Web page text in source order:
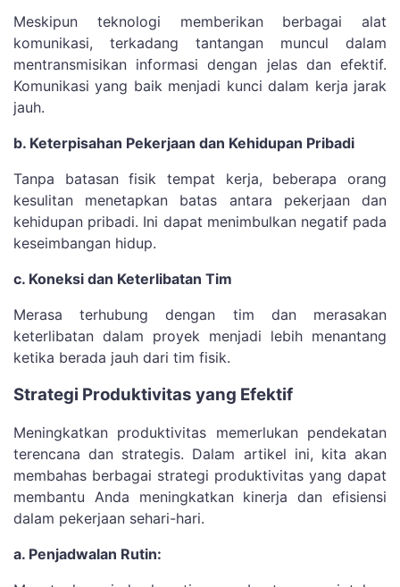
Meskipun teknologi memberikan berbagai alat
komunikasi, terkadang tantangan muncul dalam
mentransmisikan informasi dengan jelas dan efektif.
Komunikasi yang baik menjadi kunci dalam kerja jarak
jauh.
b. Keterpisahan Pekerjaan dan Kehidupan Pribadi
Tanpa batasan fisik tempat kerja, beberapa orang
kesulitan menetapkan batas antara pekerjaan dan
kehidupan pribadi. Ini dapat menimbulkan negatif pada
keseimbangan hidup.
c. Koneksi dan Keterlibatan Tim
Merasa terhubung dengan tim dan merasakan
keterlibatan dalam proyek menjadi lebih menantang
ketika berada jauh dari tim fisik.
Strategi Produktivitas yang Efektif
Meningkatkan produktivitas memerlukan pendekatan
terencana dan strategis. Dalam artikel ini, kita akan
membahas berbagai strategi produktivitas yang dapat
membantu Anda meningkatkan kinerja dan efisiensi
dalam pekerjaan sehari-hari.
a. Penjadwalan Rutin: